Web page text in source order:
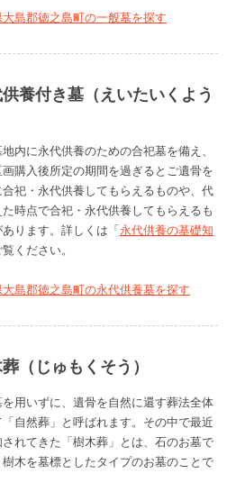
大島郡徳之島町の一般墓を探す
養付き墓（えいたいくよう
内に永代供養のための合祀墓を備え、
購入後所定の期間を過ぎるとご遺骨を
祀・永代供養してもらえるものや、代
時点で合祀・永代供養してもらえるも
ります。詳しくは「永代供養の基礎知
ください。
大島郡徳之島町の永代供養墓を探す
（じゅもくそう）
用いずに、遺骨を自然に還す葬法全体
「自然葬」と呼ばれます。その中で最近
されてきた「樹木葬」とは、石のお墓で
樹木を墓標としたタイプのお墓のことで